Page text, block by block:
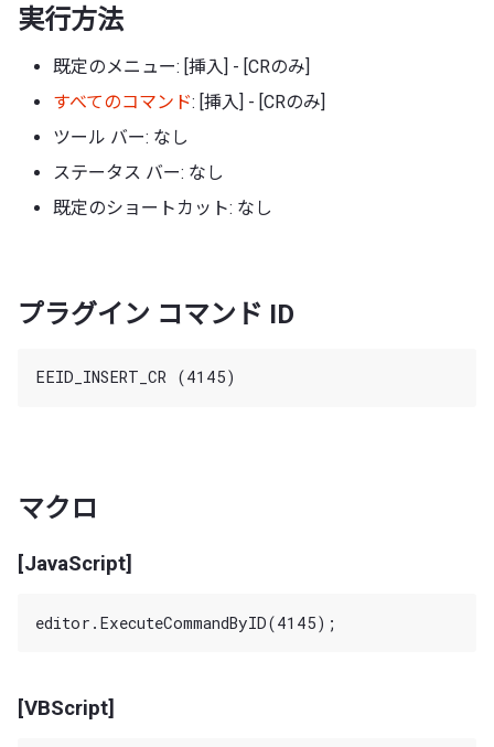
実行方法
既定のメニュー: [挿入] - [CRのみ]
すべてのコマンド: [挿入] - [CRのみ]
ツール バー: なし
ステータス バー: なし
既定のショートカット: なし
プラグイン コマンド ID
マクロ
[JavaScript]
[VBScript]